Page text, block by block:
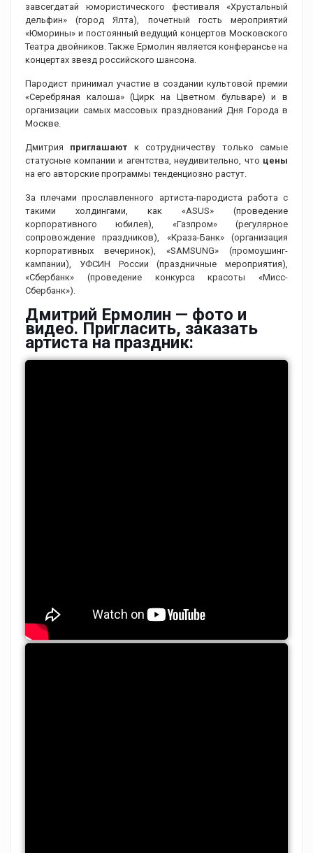
завсегдатай юмористического фестиваля «Хрустальный
дельфин» (город Ялта), почетный гость мероприятий
«Юморины» и постоянный ведущий концертов Московского
Театра двойников. Также Ермолин является конферансье на
концертах звезд российского шансона.
Пародист принимал участие в создании культовой премии
«Серебряная калоша» (Цирк на Цветном бульваре) и в
организации самых массовых празднований Дня Города в
Москве.
Дмитрия приглашают к сотрудничеству только самые
статусные компании и агентства, неудивительно, что цены
на его авторские программы тенденциозно растут.
За плечами прославленного артиста-пародиста работа с
такими холдингами, как «ASUS» (проведение
корпоративного юбилея), «Газпром» (регулярное
сопровождение праздников), «Краза-Банк» (организация
корпоративных вечеринок), «SAMSUNG» (промоушинг-
кампании), УФСИН России (праздничные мероприятия),
«Сбербанк» (проведение конкурса красоты «Mисс-
Сбербанк»).
Дмитрий Ермолин — фото и
видео. Пригласить, заказать
артиста на праздник: